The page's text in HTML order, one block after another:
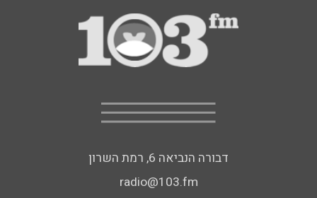
דבורה הנביאה 6, רמת השרון
radio@103.fm